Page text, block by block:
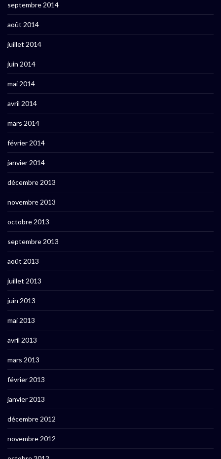
septembre 2014
août 2014
juillet 2014
juin 2014
mai 2014
avril 2014
mars 2014
février 2014
janvier 2014
décembre 2013
novembre 2013
octobre 2013
septembre 2013
août 2013
juillet 2013
juin 2013
mai 2013
avril 2013
mars 2013
février 2013
janvier 2013
décembre 2012
novembre 2012